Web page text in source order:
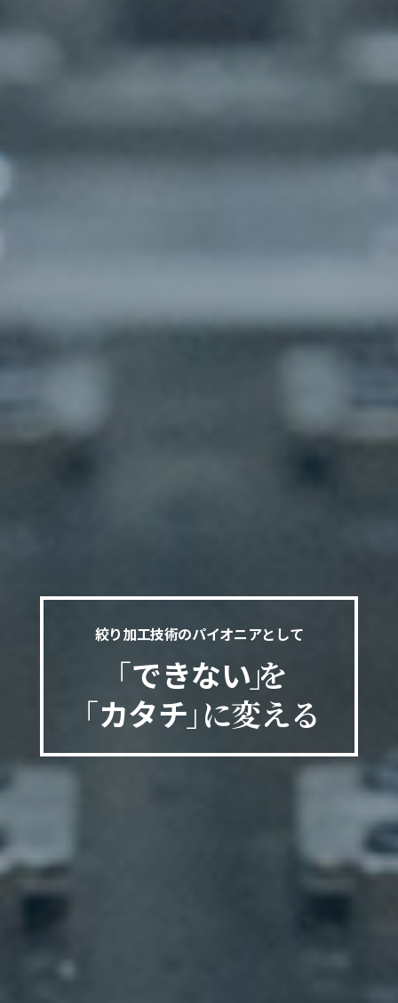
絞り加工技術のパイオニアとして
「できない」
を
「カタチ」に変える